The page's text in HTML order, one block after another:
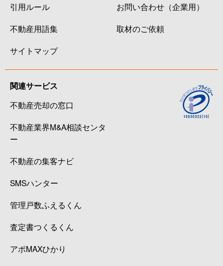
引用ルール
不動産用語集
サイトマップ
お問い合わせ（企業用）
取材のご依頼
関連サービス
不動産売却の窓口
不動産業界M&A相談センタ
ー
不動産の集客ナビ
SMSハンター
管理戸数ふえるくん
査定書つくるくん
アポMAXひかり